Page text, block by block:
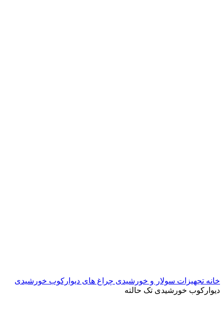
خانه تجهیزات سولار و خورشیدی چراغ های دیوارکوب خورشیدی
دیوارکوب خورشیدی تک حالته